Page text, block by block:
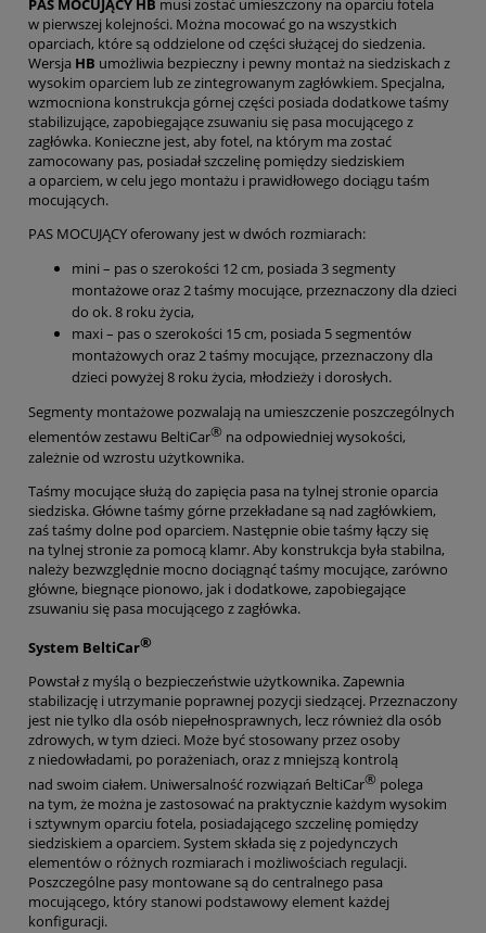
PAS MOCUJĄCY HB musi zostać umieszczony na oparciu fotela
w pierwszej kolejności. Można mocować go na wszystkich
oparciach, które są oddzielone od części służącej do siedzenia.
Wersja HB umożliwia bezpieczny i pewny montaż na siedziskach z
wysokim oparciem lub ze zintegrowanym zagłówkiem. Specjalna,
wzmocniona konstrukcja górnej części posiada dodatkowe taśmy
stabilizujące, zapobiegające zsuwaniu się pasa mocującego z
zagłówka. Konieczne jest, aby fotel, na którym ma zostać
zamocowany pas, posiadał szczelinę pomiędzy siedziskiem
a oparciem, w celu jego montażu i prawidłowego dociągu taśm
mocujących.
PAS MOCUJĄCY oferowany jest w dwóch rozmiarach:
mini – pas o szerokości 12 cm, posiada 3 segmenty
montażowe oraz 2 taśmy mocujące, przeznaczony dla dzieci
do ok. 8 roku życia,
maxi – pas o szerokości 15 cm, posiada 5 segmentów
montażowych oraz 2 taśmy mocujące, przeznaczony dla
dzieci powyżej 8 roku życia, młodzieży i dorosłych.
Segmenty montażowe pozwalają na umieszczenie poszczególnych
elementów zestawu BeltiCar® na odpowiedniej wysokości,
zależnie od wzrostu użytkownika.
Taśmy mocujące służą do zapięcia pasa na tylnej stronie oparcia
siedziska. Główne taśmy górne przekładane są nad zagłówkiem,
zaś taśmy dolne pod oparciem. Następnie obie taśmy łączy się
na tylnej stronie za pomocą klamr. Aby konstrukcja była stabilna,
należy bezwzględnie mocno dociągnąć taśmy mocujące, zarówno
główne, biegnące pionowo, jak i dodatkowe, zapobiegające
zsuwaniu się pasa mocującego z zagłówka.
System BeltiCar®
Powstał z myślą o bezpieczeństwie użytkownika. Zapewnia
stabilizację i utrzymanie poprawnej pozycji siedzącej. Przeznaczony
jest nie tylko dla osób niepełnosprawnych, lecz również dla osób
zdrowych, w tym dzieci. Może być stosowany przez osoby
z niedowładami, po porażeniach, oraz z mniejszą kontrolą
nad swoim ciałem. Uniwersalność rozwiązań BeltiCar® polega
na tym, że można je zastosować na praktycznie każdym wysokim
i sztywnym oparciu fotela, posiadającego szczelinę pomiędzy
siedziskiem a oparciem. System składa się z pojedynczych
elementów o różnych rozmiarach i możliwościach regulacji.
Poszczególne pasy montowane są do centralnego pasa
mocującego, który stanowi podstawowy element każdej
konfiguracji.